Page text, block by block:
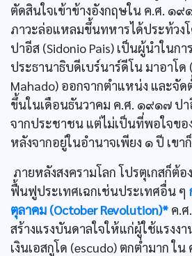
ตัดสินใจเข้าข้างอังกฤษใน ค.ศ. ๑๙
ภาวะล่อแหลมขึ้นทหารได้ประท้วง
ปาอีส (Sidonio Pais) เป็นผู้นำในก
ประธานาธิบดีเบร์นาร์ดีโน มาอาโด
Mahado) ออกจากตำแหน่ง และจัด
ขึ้นในเดือนธันวาคม ค.ศ. ๑๙๑๗ ป
จากประชาชน แต่ไม่เป็นที่พอใจขอ
หลังจากอยู่ในอำนาจเพียง ๑ ปี เขา
ภายหลังสงครามโลก โปรตุเกสก็ต้
ฟื้นฟูประเทศเฉกเช่นประเทศอื่น ๆ
ตุลาคม (October Revolution)* ค.
สร้างแรงบันดาลใจให้แก่ผู้ใช้แรงง
เงินเอสกูโด (escudo) ตกตํ่ามาก ใ